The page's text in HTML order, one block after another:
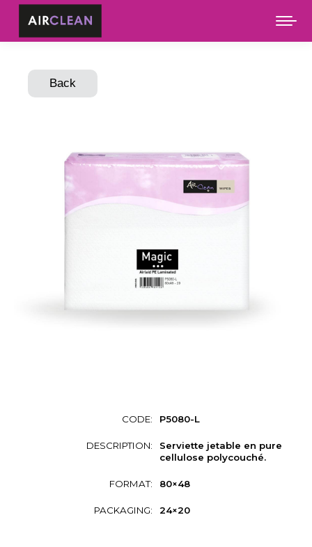
CODE: P5080-L
DESCRIPTION:
Serviette jetable en pure
cellulose polycouché.
FORMAT: 80×48
PACKAGING: 24×20